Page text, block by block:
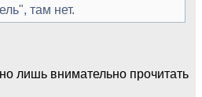
там нет.
лишь внимательно прочитать